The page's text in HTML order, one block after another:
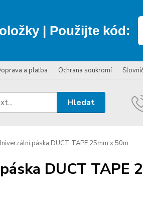
| Použijte kód:
a platba Ochrana soukromí
Hledat
páska DUCT TAPE 25mm x 50m
DUCT TAPE